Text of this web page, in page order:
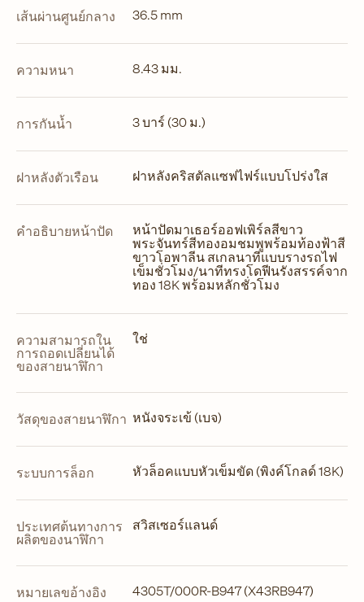
เส้นผ่านศูนย์กลาง 36.5 mm
ความหนา 8.43 มม.
การกันน้ำ 3 บาร์ (30 ม.)
ฝาหลังตัวเรือน ฝาหลังคริสตัลแซฟไฟร์แบบโปร่งใส
คำอธิบายหน้าปัด หน้าปัดมาเธอร์ออฟเพิร์ลสีขาว
พระจันทร์สีทองอมชมพูพร้อมท้องฟ้าสี
ขาวโอพาลีน สเกลนาทีแบบรางรถไฟ
เข็มชั่วโมง/นาทีทรงโดฟีนรังสรรค์จาก
ทอง 18K พร้อมหลักชั่วโมง
ความสามารถใน
การถอดเปลี่ยนได้
ของสายนาฬิกา
ใช่
วัสดุของสายนาฬิกา หนังจระเข้ (เบจ)
ระบบการล็อก หัวล็อคแบบหัวเข็มขัด (พิงค์โกลด์ 18K)
ประเทศต้นทางการ
ผลิตของนาฬิกา
สวิสเซอร์แลนด์
หมายเลขอ้างอิง 4305T/000R-B947 (X43RB947)